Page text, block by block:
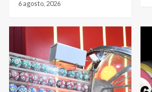
6 agosto, 2026